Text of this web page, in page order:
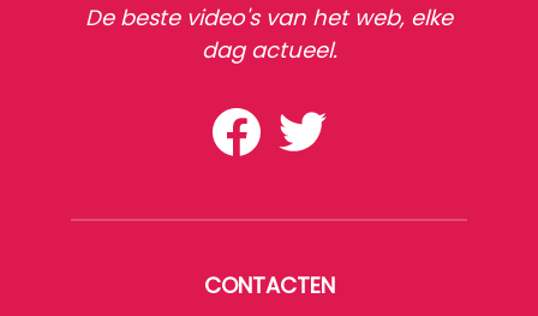
De beste video's van het web, elke
dag actueel.
CONTACTEN